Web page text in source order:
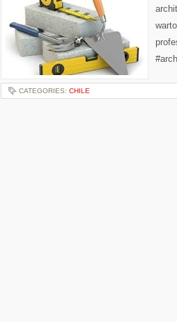
CATEGORIES: CHILE